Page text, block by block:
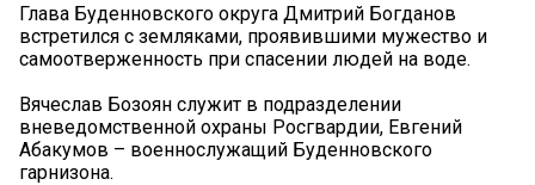
Глава Буденновского округа Дмитрий Богданов
встретился с земляками, проявившими мужество и
самоотверженность при спасении людей на воде.
Вячеслав Бозоян служит в подразделении
вневедомственной охраны Росгвардии, Евгений
Абакумов – военнослужащий Буденновского
гарнизона.